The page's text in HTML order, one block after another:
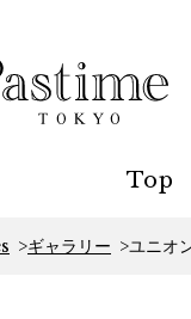
Top
ギャラリー ユニオ